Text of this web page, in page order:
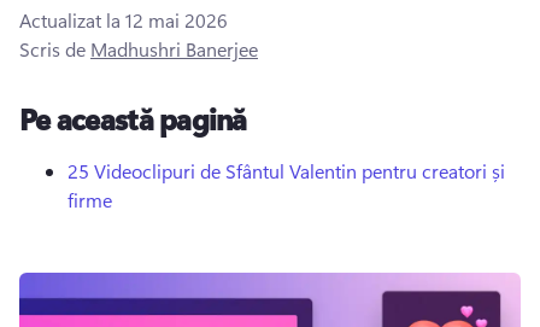
Încercați gratuit
Actualizat la 12 mai 2026
Scris de Madhushri Banerjee
Pe această pagină
25 Videoclipuri de Sfântul Valentin pentru creatori și
firme